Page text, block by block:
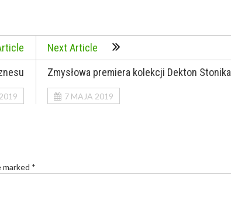
Next Article
Zmysłowa premiera kolekcji Dekton Stonika
7 MAJA 2019
marked *